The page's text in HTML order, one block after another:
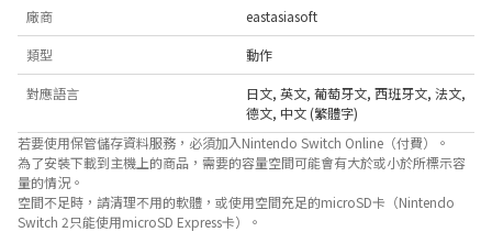
廠商 eastasiasoft
類型 動作
對應語言 日文, 英文, 葡萄牙文, 西班牙文, 法文,
德文, 中文 (繁體字)
若要使用保管儲存資料服務，必須加入Nintendo Switch Online（付費）。
為了安裝下載到主機上的商品，需要的容量空間可能會有大於或小於所標示容
量的情況。
空間不足時，請清理不用的軟體，或使用空間充足的microSD卡（Nintendo
Switch 2只能使用microSD Express卡）。